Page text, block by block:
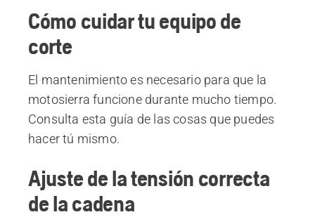
Sustitución de la espada
Productos recomendados
Cómo cuidar tu equipo de
corte
El mantenimiento es necesario para que la
motosierra funcione durante mucho tiempo.
Consulta esta guía de las cosas que puedes
hacer tú mismo.
Ajuste de la tensión correcta
de la cadena